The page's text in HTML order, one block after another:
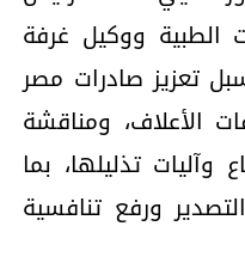
الطبية ووكيل غرفة
تعزيز صادرات مصر
الأعلاف، ومناقشة
وآليات تذليلها، بما
ورفع تنافسية